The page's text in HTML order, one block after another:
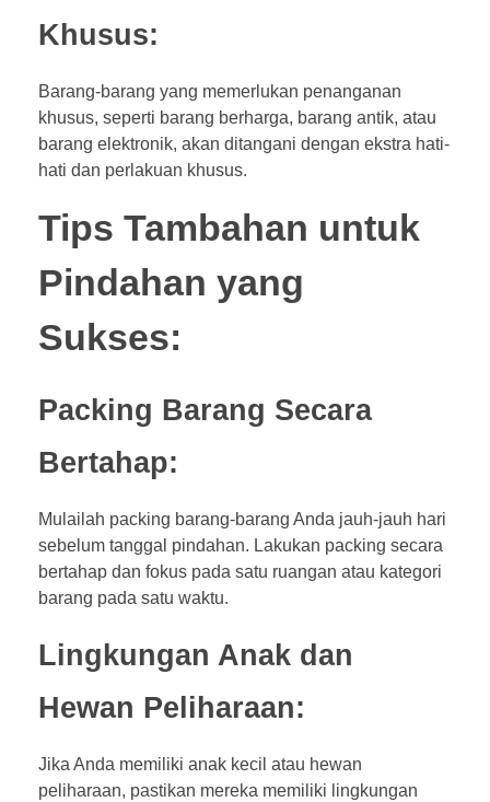
Khusus:
Barang-barang yang memerlukan penanganan
khusus, seperti barang berharga, barang antik, atau
barang elektronik, akan ditangani dengan ekstra hati-
hati dan perlakuan khusus.
Tips Tambahan untuk
Pindahan yang
Sukses:
Packing Barang Secara
Bertahap:
Mulailah packing barang-barang Anda jauh-jauh hari
sebelum tanggal pindahan. Lakukan packing secara
bertahap dan fokus pada satu ruangan atau kategori
barang pada satu waktu.
Lingkungan Anak dan
Hewan Peliharaan:
Jika Anda memiliki anak kecil atau hewan
peliharaan, pastikan mereka memiliki lingkungan